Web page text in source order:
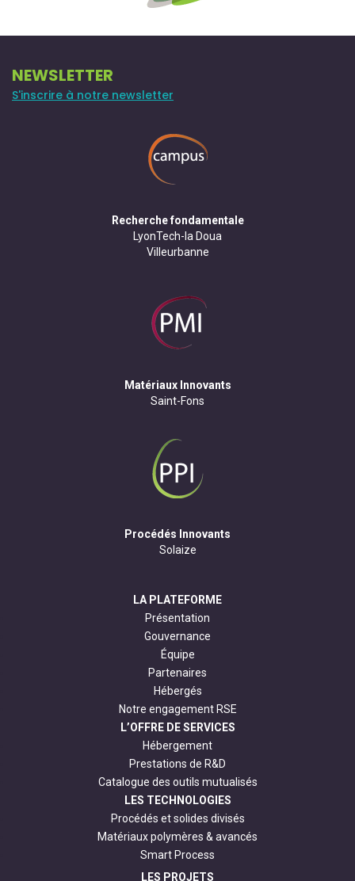
NEWSLETTER
S'inscrire à notre newsletter
Recherche fondamentale
LyonTech-la Doua
Villeurbanne
Matériaux Innovants
Saint-Fons
Procédés Innovants
Solaize
LA PLATEFORME
Présentation
Gouvernance
Équipe
Partenaires
Hébergés
Notre engagement RSE
L’OFFRE DE SERVICES
Hébergement
Prestations de R&D
Catalogue des outils mutualisés
LES TECHNOLOGIES
Procédés et solides divisés
Matériaux polymères & avancés
Smart Process
LES PROJETS